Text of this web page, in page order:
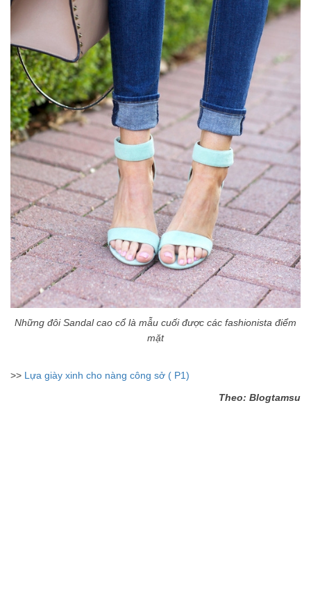
Những đôi Sandal cao cổ là mẫu cuối được các fashionista điểm
mặt
>> Lựa giày xinh cho nàng công sở ( P1)
Theo: Blogtamsu